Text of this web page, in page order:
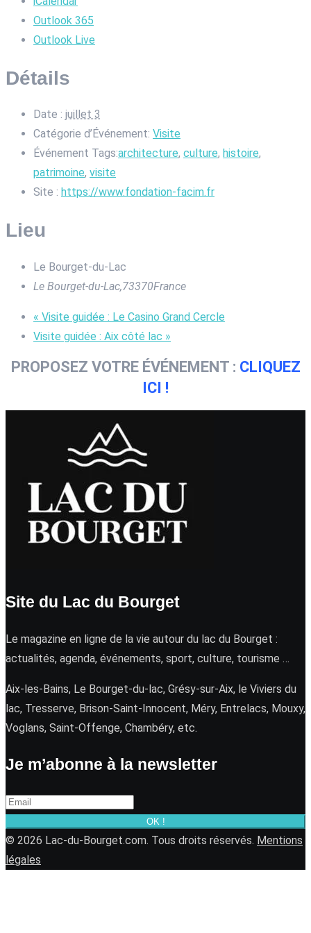
Outlook 365
Outlook Live
Détails
Date : juillet 3
Catégorie d’Événement: Visite
Événement Tags:architecture, culture, histoire,
patrimoine, visite
Site : https://www.fondation-facim.fr
Lieu
Le Bourget-du-Lac
Le Bourget-du-Lac,73370France
« Visite guidée : Le Casino Grand Cercle
Visite guidée : Aix côté lac »
PROPOSEZ VOTRE ÉVÉNEMENT : CLIQUEZ
ICI !
Site du Lac du Bourget
Le magazine en ligne de la vie autour du lac du Bourget :
actualités, agenda, événements, sport, culture, tourisme …
Aix-les-Bains, Le Bourget-du-lac, Grésy-sur-Aix, le Viviers du
lac, Tresserve, Brison-Saint-Innocent, Méry, Entrelacs, Mouxy,
Voglans, Saint-Offenge, Chambéry, etc.
Je m’abonne à la newsletter
OK !
© 2026 Lac-du-Bourget.com. Tous droits réservés. Mentions
légales